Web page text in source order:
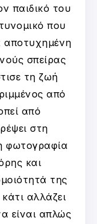
παιδικό του
που
αποτυχημένη
σπείρας
τη ζωή
από
από
στη
φωτογραφία
και
της
αλλάζει
είναι απλώς